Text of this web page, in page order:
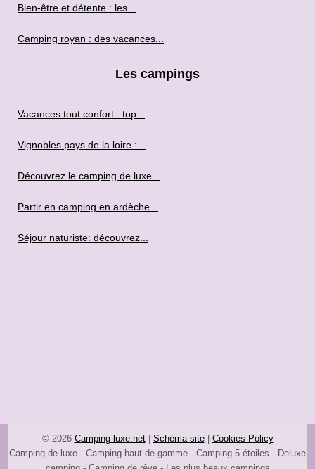
Bien-être et détente : les...
Camping royan : des vacances...
Les campings
Vacances tout confort : top...
Vignobles pays de la loire :...
Découvrez le camping de luxe...
Partir en camping en ardèche...
Séjour naturiste: découvrez...
© 2026 Camping-luxe.net| Schéma site| Cookies Policy
Camping de luxe - Camping haut de gamme - Camping 5 étoiles - Deluxe